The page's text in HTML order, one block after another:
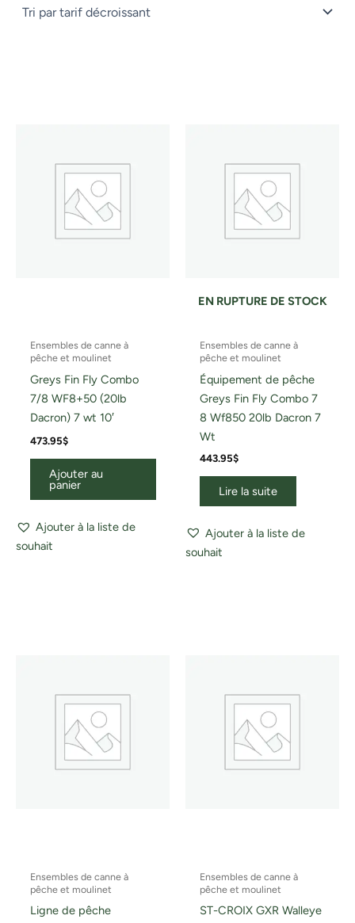
Ensembles de canne à
pêche et moulinet
Greys Fin Fly Combo
7/8 WF8+50 (20lb
Dacron) 7 wt 10′
473.95$
Ajouter au
panier
Ajouter à la liste de
souhait
EN RUPTURE DE STOCK
Ensembles de canne à
pêche et moulinet
Équipement de pêche
Greys Fin Fly Combo 7
8 Wf850 20lb Dacron 7
Wt
443.95$
Lire la suite
Ajouter à la liste de
souhait
Ensembles de canne à
pêche et moulinet
Ligne de pêche
Ensembles de canne à
pêche et moulinet
ST-CROIX GXR Walleye